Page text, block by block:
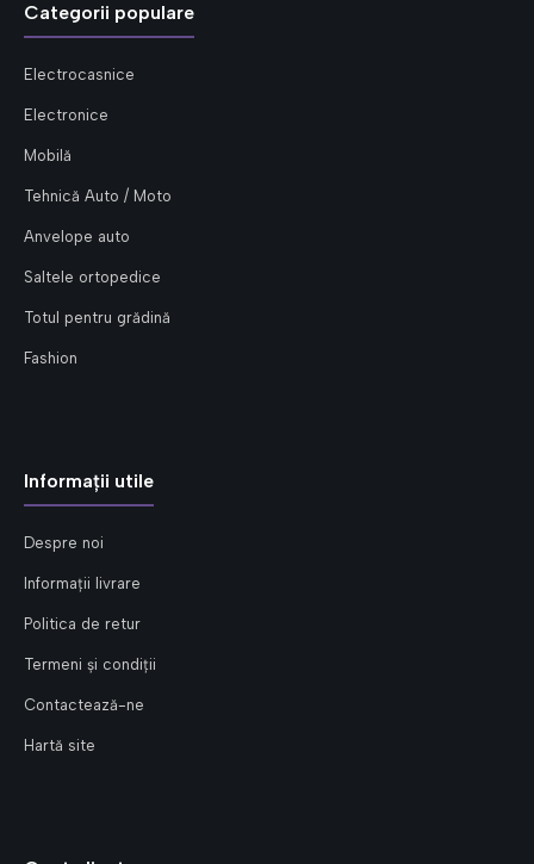
Categorii populare
Electrocasnice
Electronice
Mobilă
Tehnică Auto / Moto
Anvelope auto
Saltele ortopedice
Totul pentru grădină
Fashion
Informații utile
Despre noi
Informații livrare
Politica de retur
Termeni și condiții
Contactează-ne
Hartă site